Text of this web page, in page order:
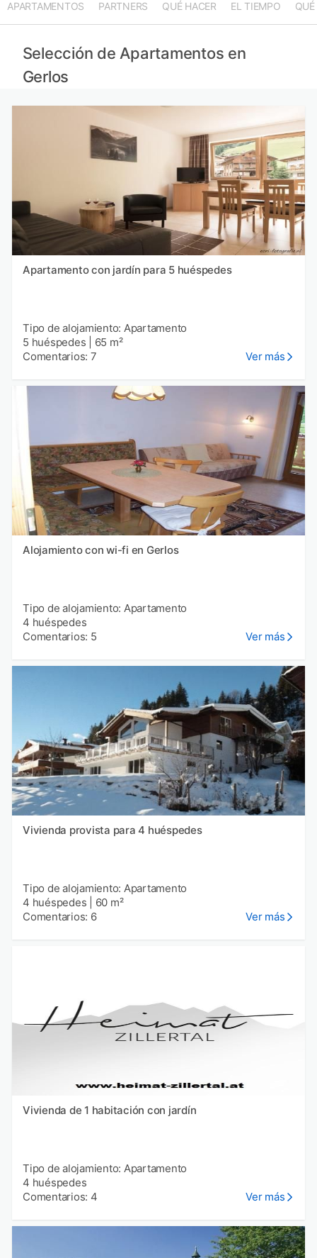
APARTAMENTOS PARTNERS QUÉ HACER EL TIEMPO QUÉ
Selección de Apartamentos en
Gerlos
Apartamento con jardín para 5 huéspedes
Tipo de alojamiento: Apartamento
5 huéspedes
65 m²
Comentarios: 7
Ver más
Alojamiento con wi-fi en Gerlos
Tipo de alojamiento: Apartamento
4 huéspedes
Comentarios: 5
Ver más
Vivienda provista para 4 huéspedes
Tipo de alojamiento: Apartamento
4 huéspedes
60 m²
Comentarios: 6
Ver más
Vivienda de 1 habitación con jardín
Tipo de alojamiento: Apartamento
4 huéspedes
Comentarios: 4
Ver más